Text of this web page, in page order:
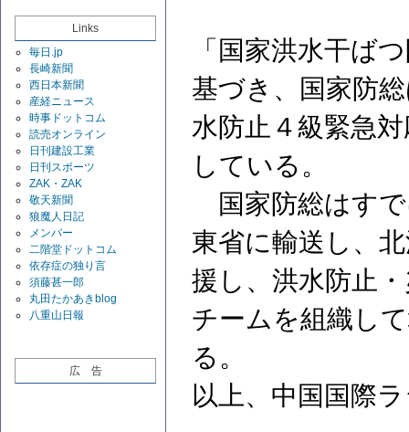
Links
毎日.jp
長崎新聞
西日本新聞
産経ニュース
時事ドットコム
読売オンライン
日刊建設工業
日刊スポーツ
ZAK・ZAK
敬天新聞
狼魔人日記
メンバー
二階堂ドットコム
依存症の独り言
須藤甚一郎
丸田たかあきblog
八重山日報
広 告
「国家洪水干ば
基づき、国家防
水防止４級緊急
している。
国家防総はすで
東省に輸送し、
援し、洪水防止
チームを組織し
る。
以上、中国国際